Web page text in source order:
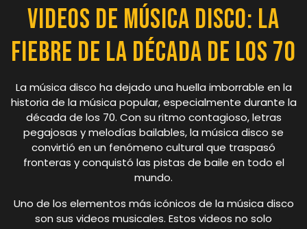
Videos de Música Disco: La
Fiebre de la Década de los 70
La música disco ha dejado una huella imborrable en la
historia de la música popular, especialmente durante la
década de los 70. Con su ritmo contagioso, letras
pegajosas y melodías bailables, la música disco se
convirtió en un fenómeno cultural que traspasó
fronteras y conquistó las pistas de baile en todo el
mundo.
Uno de los elementos más icónicos de la música disco
son sus videos musicales. Estos videos no solo